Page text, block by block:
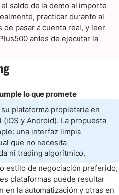
saldo de la demo al importe
practicar durante al
de pasar a cuenta real, y leer
antes de ejecutar la
lo que promete
plataforma propietaria en
y Android). La propuesta
una interfaz limpia
que no necesita
ni trading algorítmico.
estilo de negociación preferido,
plataformas puede resultar
en la automatización y otras en